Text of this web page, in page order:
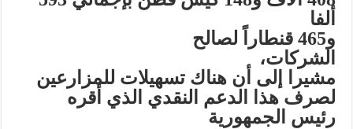
ألفا
و465 قنطاراً لصالح
الشركات،
مشيرا إلى أن هناك تسهيلات للمزارعين
لصرف هذا الدعم النقدي الذي أقره
رئيس الجمهورية